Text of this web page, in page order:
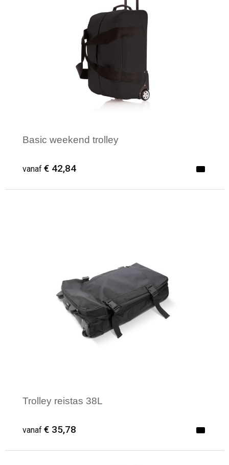
Basic weekend trolley
vanaf € 42,84
Trolley reistas 38L
vanaf € 35,78